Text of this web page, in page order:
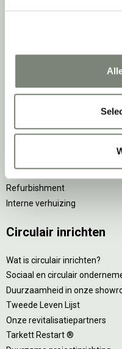
DPI Services
Gebruiksfase
Gebruiksinstructie
Levensduurverlengend
Specialistische reiniging
Refurbishment
Interne verhuizing
Circulair inrichten
Wat is circulair inrichten?
Sociaal en circulair
Duurzaamheid in onze
Tweede Leven Lijst
Onze revitalisatiepartners
Tarkett Restart ®